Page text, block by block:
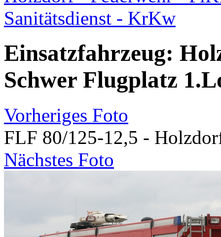
Sanitätsdienst - KrKw
Einsatzfahrzeug:
Schwer Flugplatz
Vorheriges Foto
FLF 80/125-12,5 -
Nächstes Foto